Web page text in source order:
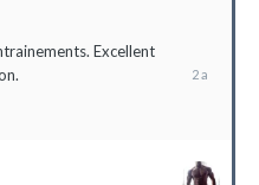
Excellent
2022